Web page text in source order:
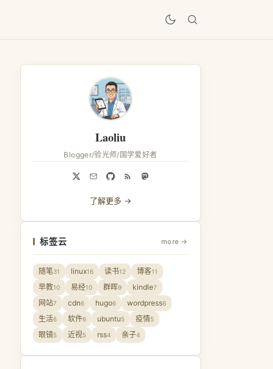
Laoliu
Blogger/验光师/国学爱好者
了解更多 →
标签云 more →
随笔31 linux16 读书12 博客11
早教10 易经10 群晖9 kindle7
网站7 cdn6 hugo6 wordpress6
生活6 软件6 ubuntu5 疫情5
眼镜5 近视5 rss4 亲子4